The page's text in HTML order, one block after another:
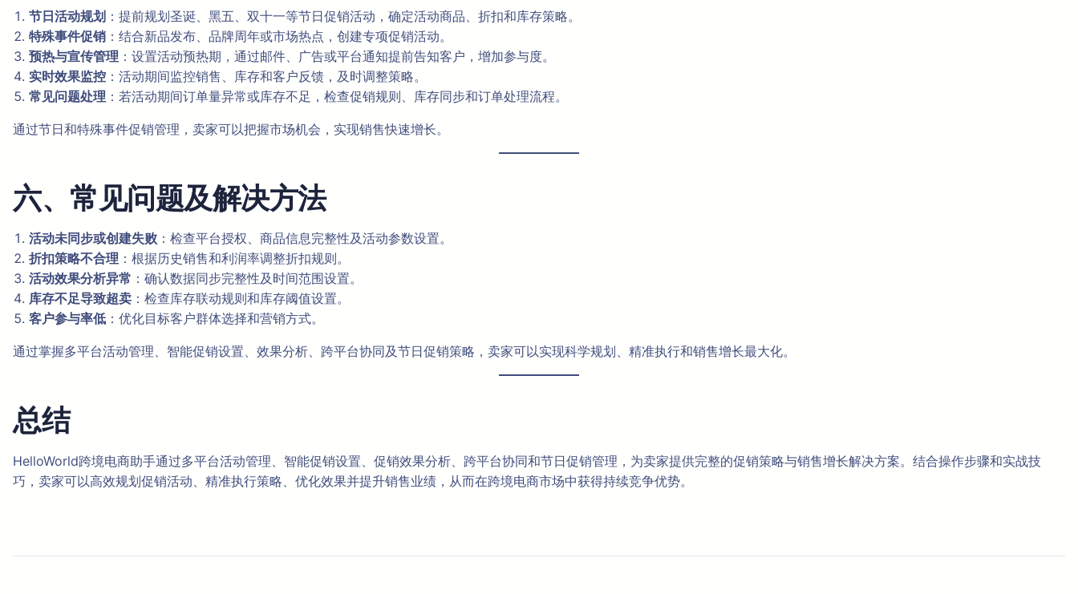
节日活动规划 ：提前规划圣诞、黑五、双十一等节日促销活动，确定活动商品、折扣和库存策略。
特殊事件促销 ：结合新品发布、品牌周年或市场热点，创建专项促销活动。
预热与宣传管理 ：设置活动预热期，通过邮件、广告或平台通知提前告知客户，增加参与度。
实时效果监控 ：活动期间监控销售、库存和客户反馈，及时调整策略。
常见问题处理 ：若活动期间订单量异常或库存不足，检查促销规则、库存同步和订单处理流程。
通过节日和特殊事件促销管理，卖家可以把握市场机会，实现销售快速增长。
六、常见问题及解决方法
活动未同步或创建失败 ：检查平台授权、商品信息完整性及活动参数设置。
折扣策略不合理 ：根据历史销售和利润率调整折扣规则。
活动效果分析异常 ：确认数据同步完整性及时间范围设置。
库存不足导致超卖 ：检查库存联动规则和库存阈值设置。
客户参与率低 ：优化目标客户群体选择和营销方式。
通过掌握多平台活动管理、智能促销设置、效果分析、跨平台协同及节日促销策略，卖家可以实现科学规划、精准执行和销售增长最大化。
总结
HelloWorld跨境电商助手通过多平台活动管理、智能促销设置、促销效果分析、跨平台协同和节日促销管理，为卖家提供完整的促销策略与销售增长解决方案。结合操作步骤和实战技
巧，卖家可以高效规划促销活动、精准执行策略、优化效果并提升销售业绩，从而在跨境电商市场中获得持续竞争优势。